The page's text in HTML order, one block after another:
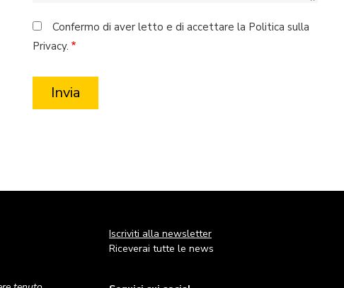
Confermo di aver letto e di accettare la Politica sulla
Privacy.
Iscriviti alla newsletter
Riceverai tutte le news